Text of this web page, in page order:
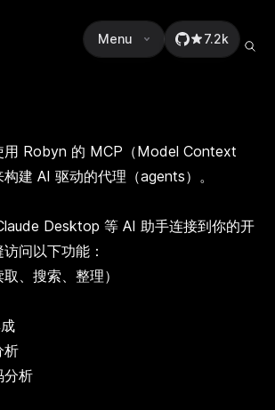
Menu 7.2k
用 Robyn 的 MCP（Model Context
建 AI 驱动的代理（agents）。
Desktop 等 AI 助手连接到你的开
问以下功能：
、搜索、整理）
析
分析